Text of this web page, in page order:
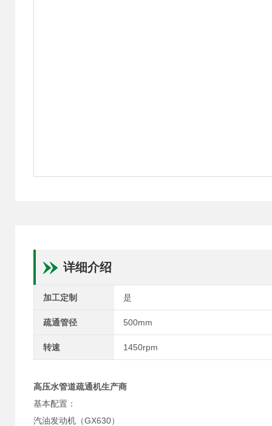
详细介绍
加工定制 是
疏通管径 500mm
转速 1450rpm
高压水管道疏通机生产商
基本配置：
汽油发动机（GX630）